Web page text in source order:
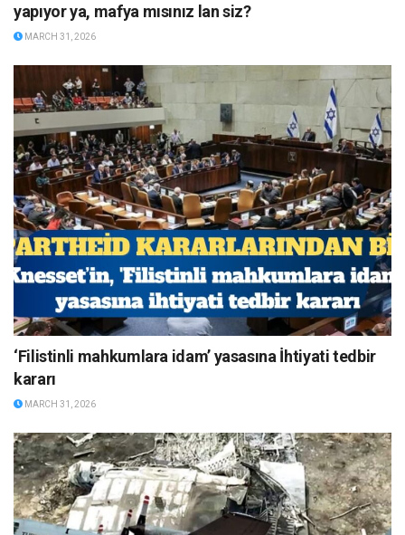
yapıyor ya, mafya mısınız lan siz?
MARCH 31, 2026
‘Filistinli mahkumlara idam’ yasasına İhtiyati tedbir
kararı
MARCH 31, 2026